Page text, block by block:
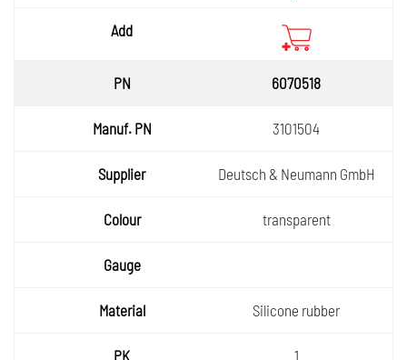
6070518
3101504
Deutsch & Neumann GmbH
transparent
Silicone rubber
1